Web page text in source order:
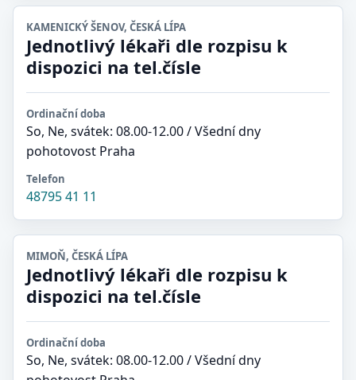
KAMENICKÝ ŠENOV, ČESKÁ LÍPA
Jednotlivý lékaři dle rozpisu k
dispozici na tel.čísle
Ordinační doba
So, Ne, svátek: 08.00-12.00 / Všední dny
pohotovost Praha
Telefon
48795 41 11
MIMOŇ, ČESKÁ LÍPA
Jednotlivý lékaři dle rozpisu k
dispozici na tel.čísle
Ordinační doba
So, Ne, svátek: 08.00-12.00 / Všední dny